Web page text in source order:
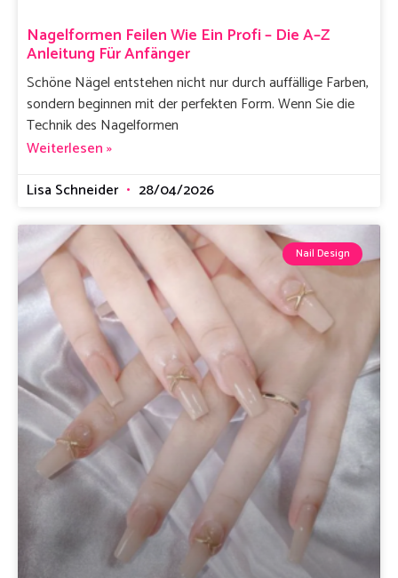
Nagelformen Feilen Wie Ein Profi – Die A–Z
Anleitung Für Anfänger
Schöne Nägel entstehen nicht nur durch auffällige Farben,
sondern beginnen mit der perfekten Form. Wenn Sie die
Technik des Nagelformen
Weiterlesen »
Lisa Schneider
28/04/2026
Nail Design